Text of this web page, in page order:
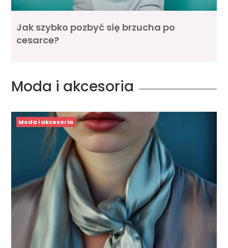
Jak szybko pozbyć się brzucha po
cesarce?
Moda i akcesoria
Moda i akcesoria